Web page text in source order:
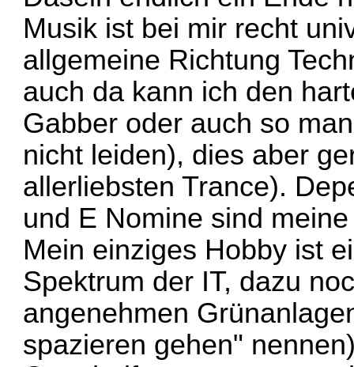
Musik ist bei mir recht
allgemeine Richtung
auch da kann ich den
Gabber oder auch so
nicht leiden), dies aber
allerliebsten Trance).
und E Nomine sind
Mein einziges Hobby ist
Spektrum der IT, dazu
angenehmen
spazieren gehen"